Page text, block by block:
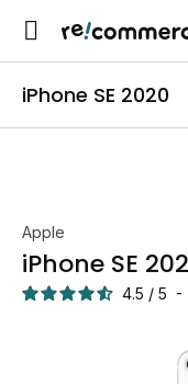
iPhone SE 2020
Apple
iPhone SE
4.5 / 5 -